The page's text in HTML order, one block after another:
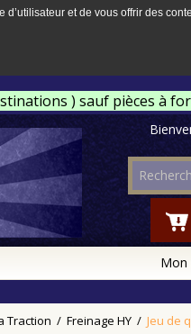
et de vous offrir des
) sauf pièces à
Mon
Traction / Freinage HY / Jeu de